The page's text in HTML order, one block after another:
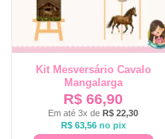
Kit Mesversário Cavalo
Mangalarga
R$ 66,90
Em até 3x de R$ 22,30
R$63,56 no pix